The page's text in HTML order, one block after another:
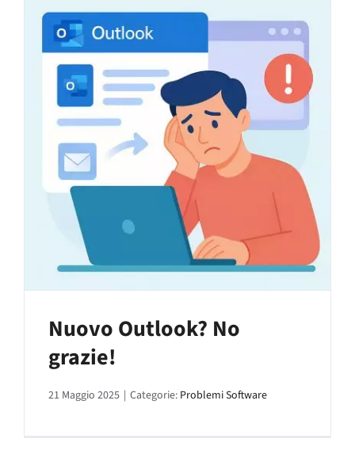
Nuovo Outlook? No
grazie!
21 Maggio 2025 | Categorie: Problemi Software